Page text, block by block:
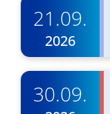
21.09.
2026
30.09.